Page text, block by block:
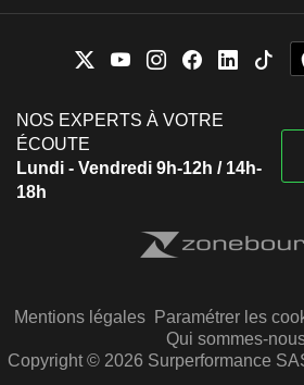
NOS EXPERTS À VOTRE
ÉCOUTE
Lundi - Vendredi 9h-12h / 14h-
18h
Mentions légales Paramétrer les
Qui sommes-
Copyright © 2026 Surperformance